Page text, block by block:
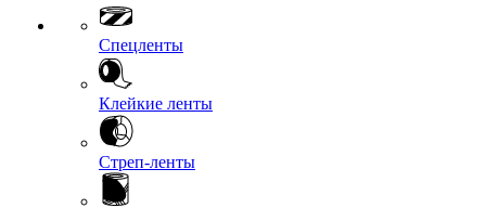
Спецленты
Клейкие ленты
Стреп-ленты